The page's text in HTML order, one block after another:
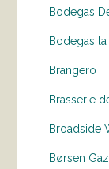
Bodegas
Bodegas
Brangero
Brasserie
Broadside
Børsen